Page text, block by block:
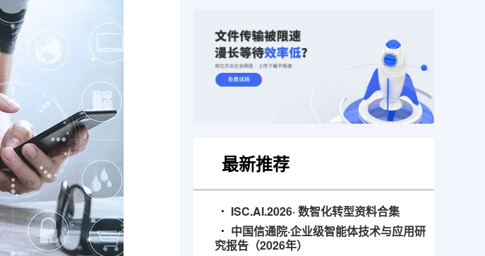
最新推荐
ISC.AI.2026· 数智化转型资料合集
中国信通院·企业级智能体技术与应用研
究报告（2026年）